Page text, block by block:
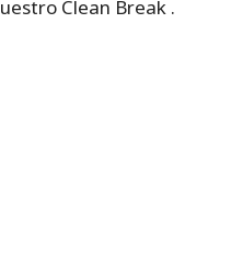
Clean Break .